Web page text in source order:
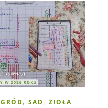
, SAD, ZIOŁA